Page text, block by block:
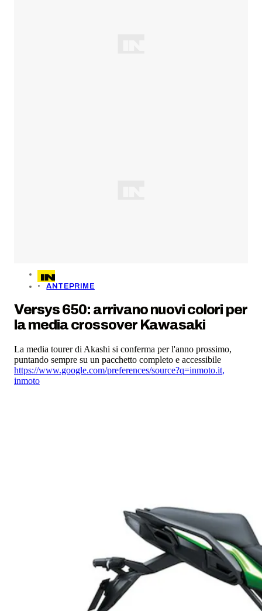
ANTEPRIME
Versys 650: arrivano nuovi colori per
la media crossover Kawasaki
La media tourer di Akashi si conferma per l'anno prossimo,
puntando sempre su un pacchetto completo e accessibile
https://www.google.com/preferences/source?q=inmoto.it,
inmoto